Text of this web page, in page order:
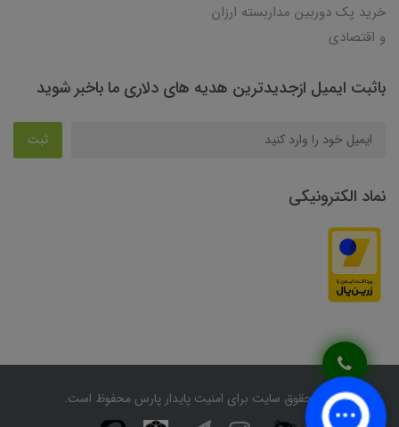
خرید پک دوربین مداربسته ارزان
و اقتصادی
باثبت ایمیل ازجدیدترین هدیه های دلاری ما باخبر شوید
ثبت
نماد الکترونیکی
کلیه حقوق سایت برای امنیت پایدار پارس محفوظ است.